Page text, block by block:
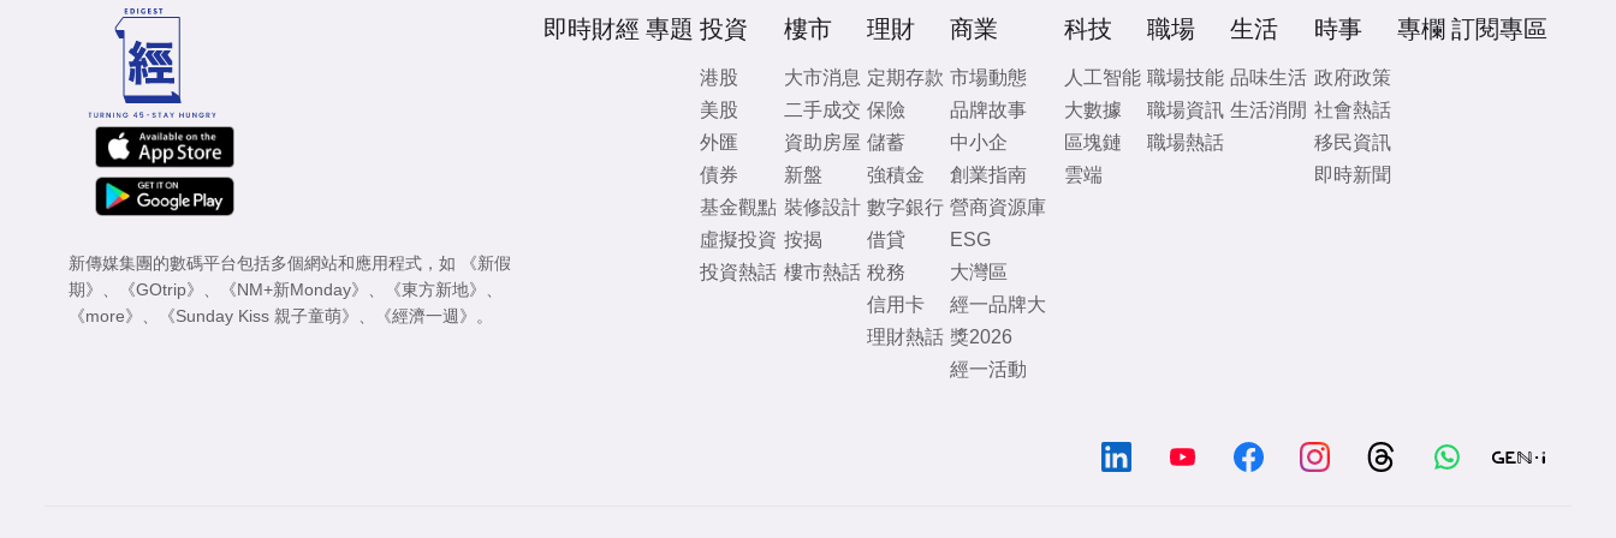
新傳媒集團的數碼平台包括多個網站和應用程式，如
《新假
期》
《GOtrip》 《NM+新Monday》 《東方新地》
《more》
《Sunday Kiss 親子童萌》 《經濟一週》 。
即時財經 專題 投資
港股
美股
外匯
債券
基金觀點
虛擬投資
投資熱話
樓市
大市消息
二手成交
資助房屋
新盤
裝修設計
按揭
樓市熱話
理財
定期存款
保險
儲蓄
強積金
數字銀行
借貸
稅務
信用卡
理財熱話
商業
市場動態
品牌故事
中小企
創業指南
營商資源庫
ESG
大灣區
經一品牌大
獎2026
經一活動
科技
人工智能
大數據
區塊鏈
雲端
職場
職場技能
職場資訊
職場熱話
生活
品味生活
生活消閒
時事
政府政策
社會熱話
移民資訊
即時新聞
專欄 訂閱專區